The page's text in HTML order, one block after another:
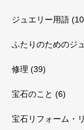
ジュエリー用語
ふたりのためのジ
修理 (39)
宝石のこと (6)
宝石リフォーム・